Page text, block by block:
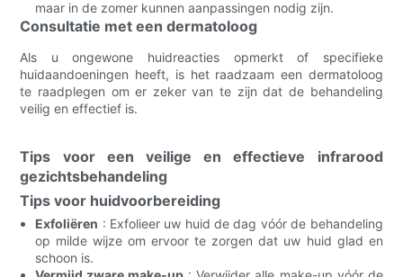
maar in de zomer kunnen aanpassingen nodig zijn.
Consultatie met een dermatoloog
Als u ongewone huidreacties opmerkt of specifieke
huidaandoeningen heeft, is het raadzaam een ​​dermatoloog
te raadplegen om er zeker van te zijn dat de behandeling
veilig en effectief is.
Tips voor een veilige en effectieve infrarood
gezichtsbehandeling
Tips voor huidvoorbereiding
Exfoliëren : Exfolieer uw huid de dag vóór de behandeling
op milde wijze om ervoor te zorgen dat uw huid glad en
schoon is.